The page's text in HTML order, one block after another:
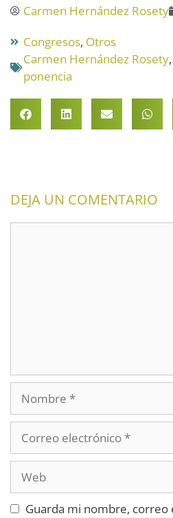
Carmen Hernández Rosety
Congresos, Otros
Carmen Hernández Rosety,
ponencia
DEJA UN COMENTARIO
Guarda mi nombre, correo